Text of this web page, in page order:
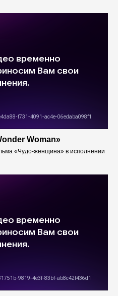
Woman»
«Чудо-женщина» в исполнении